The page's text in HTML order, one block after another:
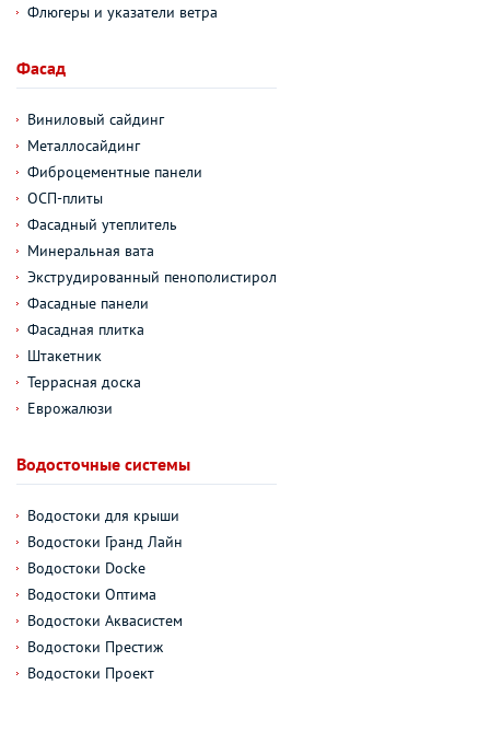
Флюгеры и указатели ветра
Фасад
Виниловый сайдинг
Металлосайдинг
Фиброцементные панели
ОСП-плиты
Фасадный утеплитель
Минеральная вата
Экструдированный пенополистирол
Фасадные панели
Фасадная плитка
Штакетник
Террасная доска
Еврожалюзи
Водосточные системы
Водостоки для крыши
Водостоки Гранд Лайн
Водостоки Docke
Водостоки Оптима
Водостоки Аквасистем
Водостоки Престиж
Водостоки Проект